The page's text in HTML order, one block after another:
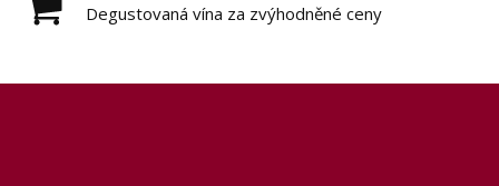
Degustovaná vína za zvýhodněné ceny